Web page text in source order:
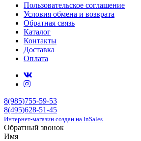
Пользовательское соглашение
Условия обмена и возврата
Обратная связь
Каталог
Контакты
Доставка
Оплата
8(985)755-59-53
8(495)628-51-45
Интернет-магазин создан на InSales
Обратный звонок
Имя